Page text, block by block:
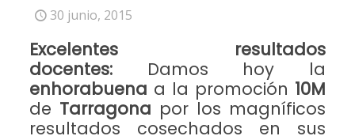
30 junio, 2015
Excelentes resultados
docentes: Damos hoy la
enhorabuena a la promoción 10M
de Tarragona por los magníficos
resultados cosechados en sus